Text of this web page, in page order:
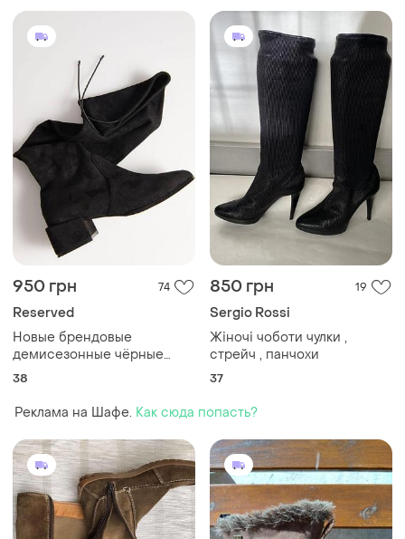
950 грн 74
Reserved
Новые брендовые
демисезонные чёрные
высокие сапоги-чулки
размер 38.
38
850 грн 19
Sergio Rossi
Жіночі чоботи чулки ,
стрейч , панчохи
37
Реклама на Шафе. Как сюда попасть?